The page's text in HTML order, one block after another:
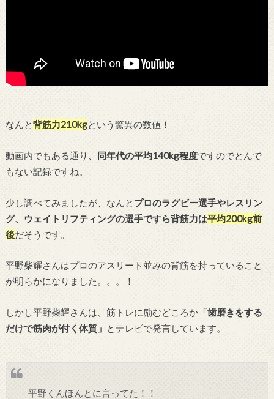
なんと背筋力210kgという驚異の数値！
動画内でもある通り、 同年代の平均140kg程度ですのでとんで
もない記録ですね。
少し調べてみましたが、なんと プロのラグビー選手やレスリン
グ、ウェイトリフティングの選手ですら背筋力は平均200kg前
後だそうです。
平野柴耀さんはプロのアスリート並みの背筋を持っていること
が明らかになりました。。。！
しかし平野柴耀さんは、筋トレに励むどころか「歯磨きをする
だけで筋肉が付く体質」 とテレビで発言しています。
平野くんほんとに言ってた！！